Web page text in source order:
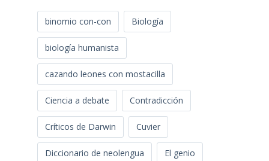
binomio con-con Biología
biología humanista
cazando leones con mostacilla
Ciencia a debate Contradicción
Críticos de Darwin Cuvier
Diccionario de neolengua El genio